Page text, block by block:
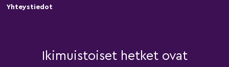
Yhteystiedot
Ikimuistoiset hetket ovat